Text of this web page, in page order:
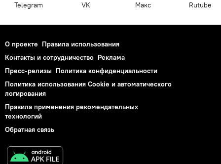
Telegram VK Макс Rutube
О проекте Правила использования
Контакты и сотрудничество Реклама
Пресс-релизы Политика конфиденциальности
Политика использования Cookie и автоматического
логирования
Правила применения рекомендательных
технологий
Обратная связь